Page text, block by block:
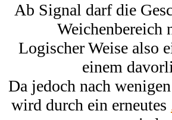
Ab Signal darf die
Weichenbereich
Logischer Weise also
einem
Da jedoch nach
wird durch ein erneutes